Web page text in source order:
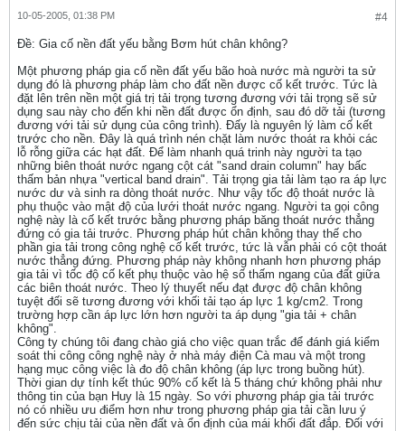
#4
10-05-2005, 01:38 PM
Ðề: Gia cố nền đất yếu bằng Bơm hút chân không?
Một phương pháp gia cố nền đất yếu bão hoà nước mà người ta sử
dụng đó là phương pháp làm cho đất nền được cố kết trước. Tức là
đặt lên trên nền một giá trị tải trọng tương đương với tải trọng sẽ sử
dụng sau này cho đến khi nền đất được ổn định, sau đó dỡ tải (tương
đương với tải sử dụng của công trình). Đấy là nguyên lý làm cố kết
trước cho nền. Đây là quá trình nén chặt làm nước thoát ra khỏi các
lỗ rỗng giữa các hạt đất. Để làm nhanh quá trinh này người ta tạo
những biên thoát nước ngang cột cát "sand drain column" hay bấc
thấm bản nhựa "vertical band drain". Tải trọng gia tải làm tạo ra áp lực
nước dư và sinh ra dòng thoát nước. Như vậy tốc độ thoát nước là
phụ thuộc vào mật độ của lưới thoát nước ngang. Người ta gọi công
nghệ này là cố kết trước bằng phương pháp băng thoát nước thẳng
đứng có gia tải trước. Phương pháp hút chân không thay thế cho
phần gia tải trong công nghệ cố kết trước, tức là vẫn phải có cột thoát
nước thẳng đứng. Phương pháp này không nhanh hơn phương pháp
gia tải vì tốc độ cố kết phụ thuộc vào hệ số thấm ngang của đất giữa
các biên thoát nước. Theo lý thuyết nếu đạt được độ chân không
tuyệt đối sẽ tương đương với khối tải tạo áp lực 1 kg/cm2. Trong
trường hợp cần áp lực lớn hơn người ta áp dụng "gia tải + chân
không".
Công ty chúng tôi đang chào giá cho việc quan trắc để đánh giá kiểm
soát thi công công nghệ này ở nhà máy điện Cà mau và một trong
hạng mục công việc là đo độ chân không (áp lực trong buồng hút).
Thời gian dự tính kết thúc 90% cố kết là 5 tháng chứ không phải như
thông tin của bạn Huy là 15 ngày. So với phương pháp gia tải trước
nó có nhiều ưu điểm hơn như trong phương pháp gia tải cần lưu ý
đến sức chịu tải của nền đất và ổn định của mái khối đất đắp. Đối với